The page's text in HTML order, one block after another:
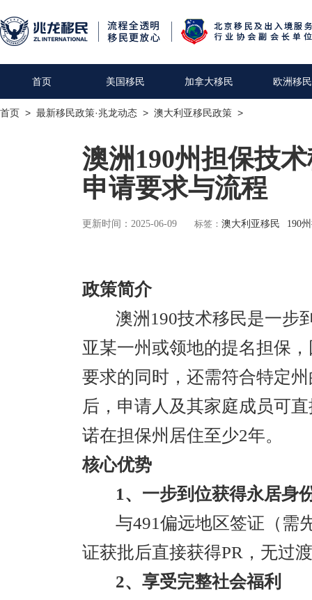
首页 美国移民 加拿大移民 欧洲移民
首页 > 最新移民政策·兆龙动态 > 澳大利亚移民政策 >
澳洲190州担保技
申请要求与流程
更新时间：2025-06-09 标签： 澳大利亚移民 190
政策简介
澳洲190技术移民是一步
亚某一州或领地的提名担保
要求的同时，还需符合特定
后，申请人及其家庭成员可
诺在担保州居住至少2年。
核心优势
1、一步到位获得永居身
与491偏远地区签证（需
证获批后直接获得PR，无过
2、享受完整社会福利